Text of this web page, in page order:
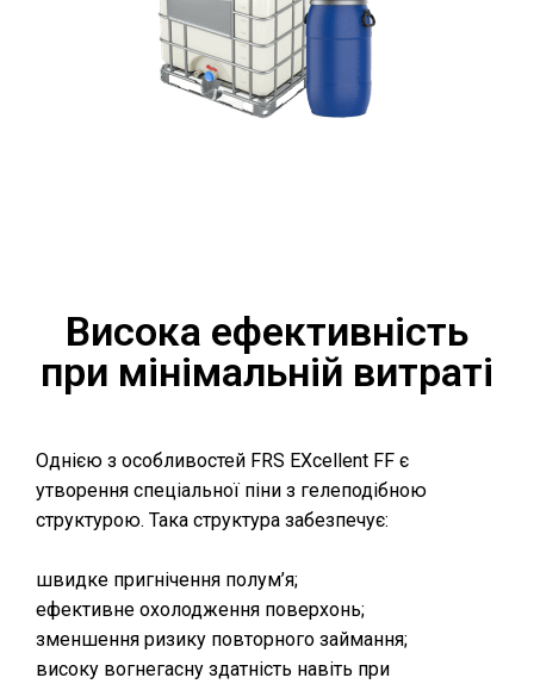
Висока ефективність
при мінімальній витраті
Однією з особливостей FRS EXcellent FF є
утворення спеціальної піни з гелеподібною
структурою. Така структура забезпечує:
швидке пригнічення полум’я;
ефективне охолодження поверхонь;
зменшення ризику повторного займання;
високу вогнегасну здатність навіть при